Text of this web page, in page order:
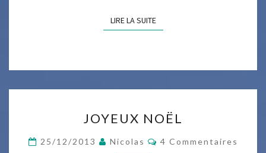
LIRE LA SUITELIRE LA SUITE
NOËL
JOYEUX NOËL
25/12/2013 Nicolas Commentaires
4 Commentaires